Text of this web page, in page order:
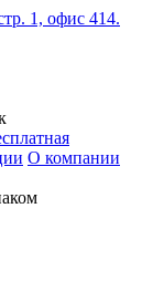
1, офис 414.
О компании